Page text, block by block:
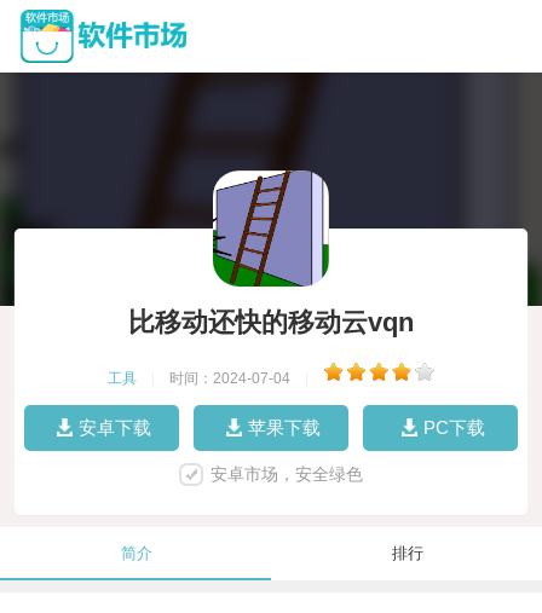
比移动还快的移动云vqn
工具 时间：2024-07-04
安卓下载 苹果下载 PC下载
安卓市场，安全绿色
简介 排行